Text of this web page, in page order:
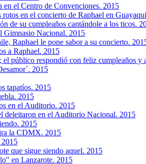
en el Centro de Convenciones. 2015
en el concierto de Raphael en
de su cumpleaños cantándole a los ticos.
Gimnasio Nacional. 2015
Raphael le pone sabor a su concierto.
a Raphael. 2015
el público respondió con feliz cumpleaños y
2015
tapatíos. 2015
2015
en el Auditorio. 2015
deleitaron en el Auditorio Nacional. 2015
2015
la CDMX. 2015
que sigue siendo aquel. 2015
en Lanzarote. 2015